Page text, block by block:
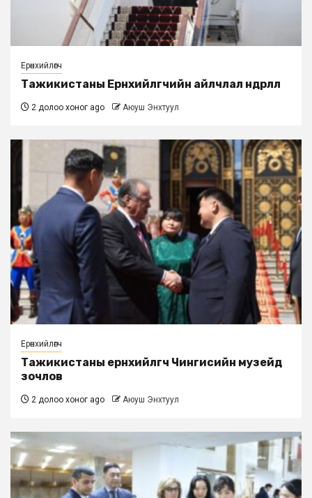
Ерөнхийлөгч
Тажикистаны Ерөнхийлөгчийн айлчлал өндөрлөлөө
2 долоо хоног ago Аюуш Энхтуул
Ерөнхийлөгч
Тажикистаны ерөнхийлөгч Чингисийн музейд
зочлов
2 долоо хоног ago Аюуш Энхтуул